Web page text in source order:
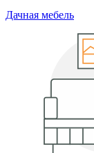
Дачная мебель